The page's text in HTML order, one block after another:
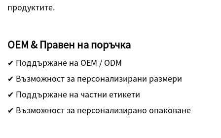
продуктите.
OEM & Правен на поръчка
✔ Поддържане на OEM / ODM
✔ Възможност за персонализирани размери
✔ Поддържане на частни етикети
✔ Възможност за персонализирано опаковане